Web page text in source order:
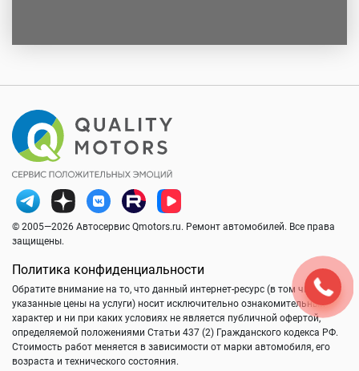
© 2005—2026 Автосервис Qmotors.ru. Ремонт автомобилей. Все права
защищены.
Политика конфиденциальности
Обратите внимание на то, что данный интернет-ресурс (в том числе
указанные цены на услуги) носит исключительно ознакомительный
характер и ни при каких условиях не является публичной офертой,
определяемой положениями Статьи 437 (2) Гражданского кодекса РФ.
Стоимость работ меняется в зависимости от марки автомобиля, его
возраста и технического состояния.